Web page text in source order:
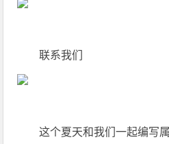
联系我们
这个夏天和我们一起编写